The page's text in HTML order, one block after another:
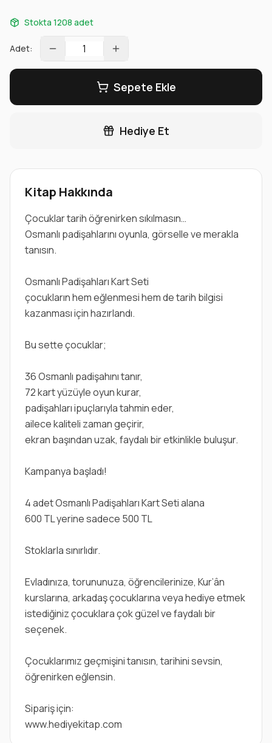
Stokta 1208 adet
Adet:
Sepete Ekle
Hediye Et
Kitap Hakkında
Çocuklar tarih öğrenirken sıkılmasın…
Osmanlı padişahlarını oyunla, görselle ve merakla
tanısın.
Osmanlı Padişahları Kart Seti
çocukların hem eğlenmesi hem de tarih bilgisi
kazanması için hazırlandı.
Bu sette çocuklar;
36 Osmanlı padişahını tanır,
72 kart yüzüyle oyun kurar,
padişahları ipuçlarıyla tahmin eder,
ailece kaliteli zaman geçirir,
ekran başından uzak, faydalı bir etkinlikle buluşur.
Kampanya başladı!
4 adet Osmanlı Padişahları Kart Seti alana
600 TL yerine sadece 500 TL
Stoklarla sınırlıdır.
Evladınıza, torununuza, öğrencilerinize, Kur’ân
kurslarına, arkadaş çocuklarına veya hediye etmek
istediğiniz çocuklara çok güzel ve faydalı bir
seçenek.
Çocuklarımız geçmişini tanısın, tarihini sevsin,
öğrenirken eğlensin.
Sipariş için:
www.hediyekitap.com